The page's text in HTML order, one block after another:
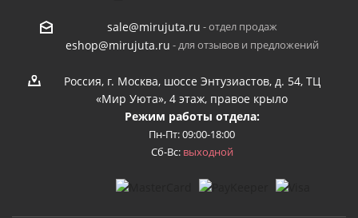
sale@mirujuta.ru - отдел продаж
eshop@mirujuta.ru - для отзывов и предложений
Россия, г. Москва, шоссе Энтузиастов, д. 54, ТЦ
«Мир Уюта», 4 этаж, правое крыло
Режим работы отдела:
Пн-Пт: 09:00-18:00
Сб-Вс: выходной